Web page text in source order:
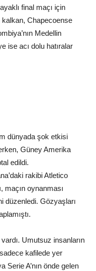
final maçı için
kalkan, Chapecoense
Medellin
ise acı dolu hatıralar
dünyada şok etkisi
Güney Amerika
edildi.
rakibi Atletico
maçın oynanması
düzenledi. Gözyaşları
Umutsuz insanların
kafilede yer
Serie A’nın önde gelen